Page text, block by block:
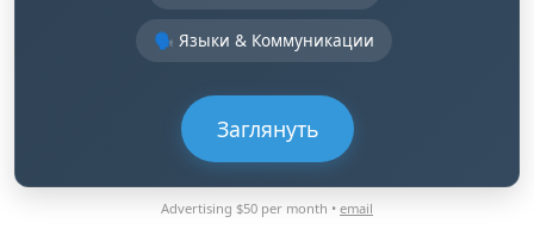
🗣️ Языки & Коммуникации
Заглянуть
Advertising $50 per month • email